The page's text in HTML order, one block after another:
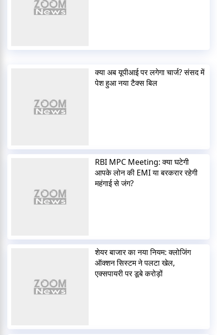
क्या अब यूपीआई पर लगेगा चार्ज? संसद में
पेश हुआ नया टैक्स बिल
RBI MPC Meeting: क्या घटेगी
आपके लोन की EMI या बरकरार रहेगी
महंगाई से जंग?
शेयर बाजार का नया नियम: क्लोजिंग
ऑक्शन सिस्टम ने पलटा खेल,
एक्सपायरी पर डूबे करोड़ों